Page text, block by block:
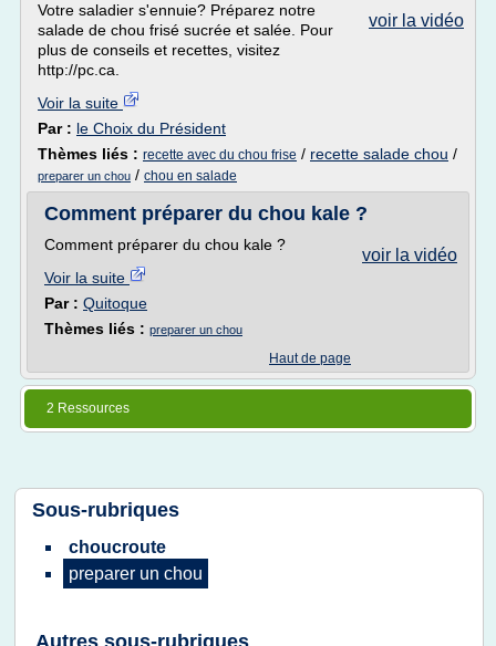
voir la vidéo
Votre saladier s'ennuie? Préparez notre
salade de chou frisé sucrée et salée. Pour
plus de conseils et recettes, visitez
http://pc.ca.
Voir la suite
Par : le Choix du Président
Thèmes liés : recette avec du chou frise / recette salade chou /
preparer un chou / chou en salade
Comment préparer du chou kale ?
voir la vidéo
Comment préparer du chou kale ?
Voir la suite
Par : Quitoque
Thèmes liés : preparer un chou
Haut de page
2 Ressources
Sous-rubriques
choucroute
preparer un chou
Autres sous-rubriques